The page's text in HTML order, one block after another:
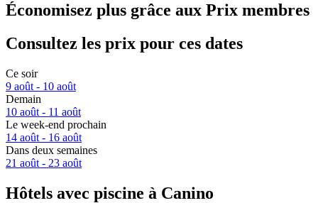
Économisez plus grâce aux Prix membres
Consultez les prix pour ces dates
Ce soir
9 août - 10 août
Demain
10 août - 11 août
Le week-end prochain
14 août - 16 août
Dans deux semaines
21 août - 23 août
Hôtels avec piscine à Canino